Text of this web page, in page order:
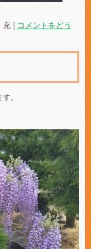
充
コメントをどう
。